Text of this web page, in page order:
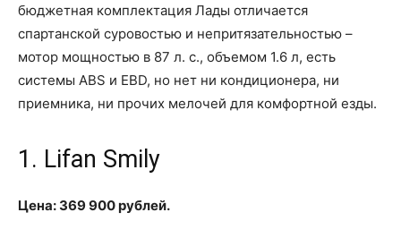
бюджетная комплектация Лады отличается
спартанской суровостью и непритязательностью –
мотор мощностью в 87 л. с., объемом 1.6 л, есть
системы ABS и EBD, но нет ни кондиционера, ни
приемника, ни прочих мелочей для комфортной езды.
1. Lifan Smily
Цена: 369 900 рублей.